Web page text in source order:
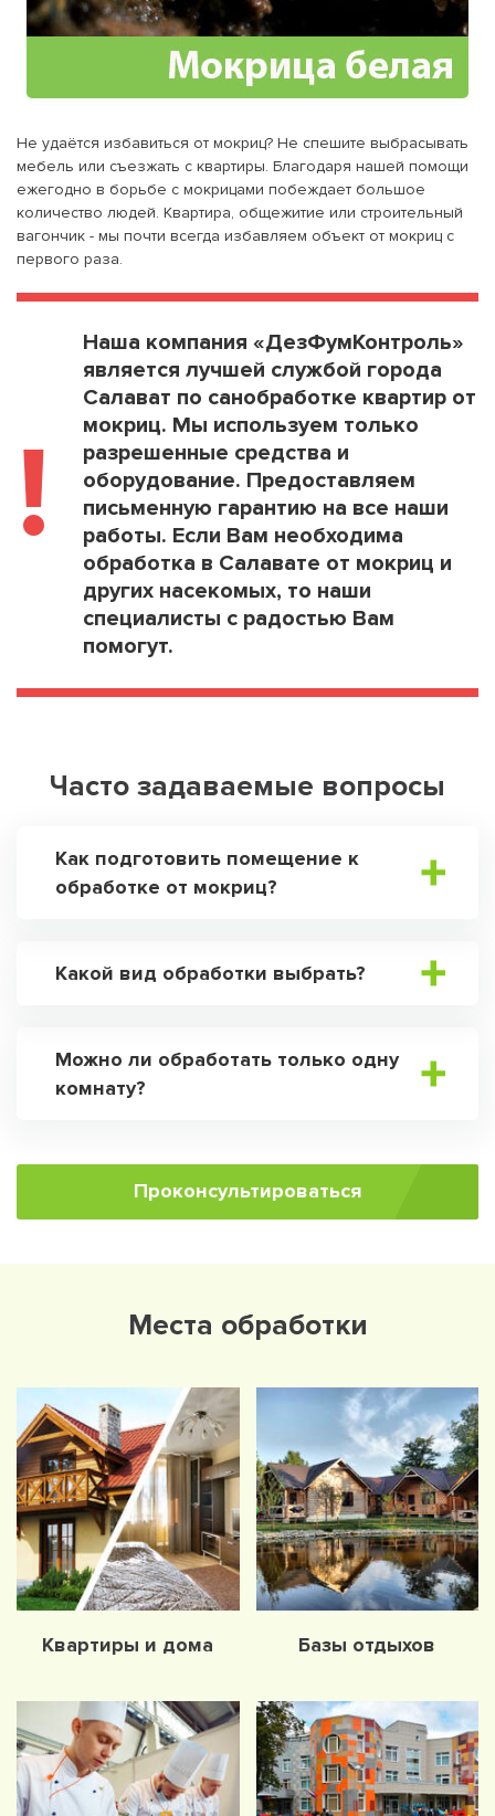
Не удаётся избавиться от мокриц? Не спешите выбрасывать
мебель или съезжать с квартиры. Благодаря нашей помощи
ежегодно в борьбе с мокрицами побеждает большое
количество людей. Квартира, общежитие или строительный
вагончик - мы почти всегда избавляем объект от мокриц с
первого раза.
!
Наша компания «ДезФумКонтроль»
является лучшей службой города
Салават по санобработке квартир от
мокриц. Мы используем только
разрешенные средства и
оборудование. Предоставляем
письменную гарантию на все наши
работы. Если Вам необходима
обработка в Салавате от мокриц и
других насекомых, то наши
специалисты с радостью Вам
помогут.
Часто задаваемые вопросы
Как подготовить помещение к
обработке от мокриц?
Какой вид обработки выбрать?
Можно ли обработать только одну
комнату?
Проконсультироваться
Места обработки
Квартиры и дома Базы отдыхов